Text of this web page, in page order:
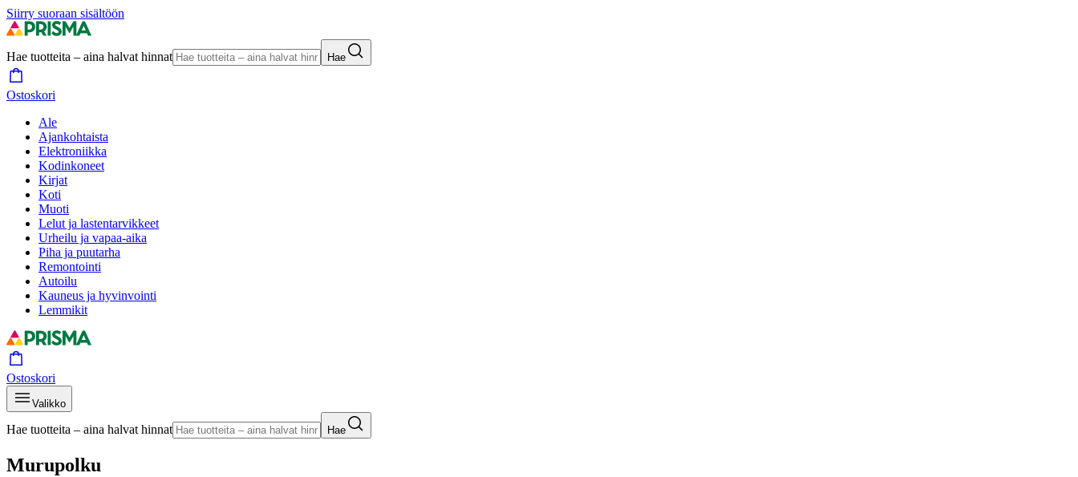
Siirry suoraan sisältöön
Hae tuotteita – aina halvat hinnat Hae
Ostoskori
Ale
Ajankohtaista
Elektroniikka
Kodinkoneet
Kirjat
Koti
Muoti
Lelut ja lastentarvikkeet
Urheilu ja vapaa-aika
Piha ja puutarha
Remontointi
Autoilu
Kauneus ja hyvinvointi
Lemmikit
Ostoskori
Valikko
Hae tuotteita – aina halvat hinnat Hae
Murupolku